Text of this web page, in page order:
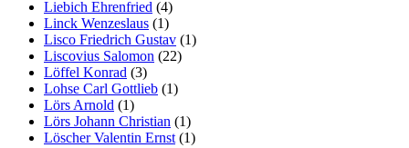
Liebich Ehrenfried (4)
Linck Wenzeslaus (1)
Lisco Friedrich Gustav (1)
Liscovius Salomon (22)
Löffel Konrad (3)
Lohse Carl Gottlieb (1)
Lörs Arnold (1)
Lörs Johann Christian (1)
Löscher Valentin Ernst (1)